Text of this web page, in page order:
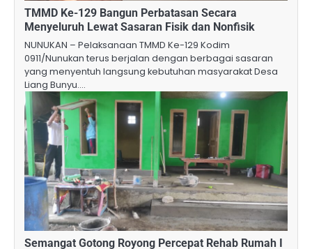
TMMD Ke-129 Bangun Perbatasan Secara
Menyeluruh Lewat Sasaran Fisik dan Nonfisik
NUNUKAN – Pelaksanaan TMMD Ke-129 Kodim
0911/Nunukan terus berjalan dengan berbagai sasaran
yang menyentuh langsung kebutuhan masyarakat Desa
Liang Bunyu.…
Semangat Gotong Royong Percepat Rehab Rumah I